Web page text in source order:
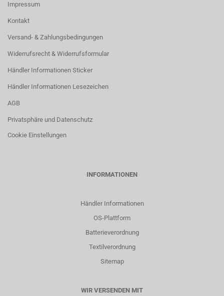
Impressum
Kontakt
Versand- & Zahlungsbedingungen
Widerrufsrecht & Widerrufsformular
Händler Informationen Sticker
Händler Informationen Lesezeichen
AGB
Privatsphäre und Datenschutz
Cookie Einstellungen
INFORMATIONEN
Händler Informationen
OS-Plattform
Batterieverordnung
Textilverordnung
Sitemap
WIR VERSENDEN MIT